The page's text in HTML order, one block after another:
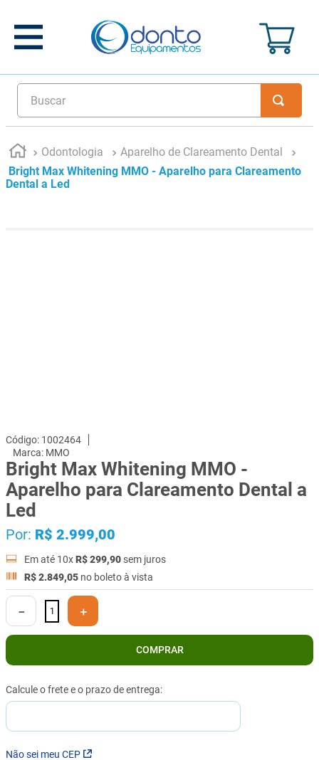
Buscar
Odontologia
Aparelho de Clareamento Dental
Bright Max Whitening MMO - Aparelho para Clareamento
Dental a Led
1002464
MMO
Bright Max Whitening MMO -
Aparelho para Clareamento Dental a
Led
Por: R$ 2.999,00
Em até 10xR$299,90 sem juros
R$2.849,05 no boleto à vista
＋
－
COMPRAR
Não sei meu CEP